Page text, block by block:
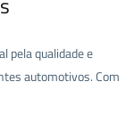
pela qualidade e
automotivos. Com